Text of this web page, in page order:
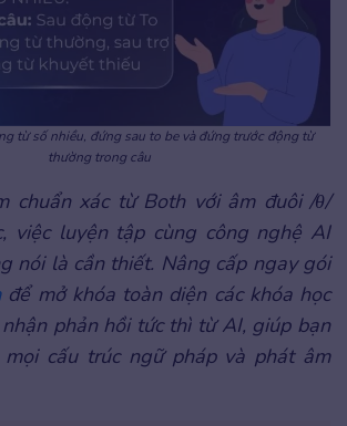
từ số nhiều, đứng sau to be và đứng trước động từ
thường trong câu
chuẩn xác từ Both với âm đuôi /θ/
việc luyện tập cùng công nghệ AI
nói là cần thiết. Nâng cấp ngay gói
để mở khóa toàn diện các khóa học
phản hồi tức thì từ AI, giúp bạn
cấu trúc ngữ pháp và phát âm